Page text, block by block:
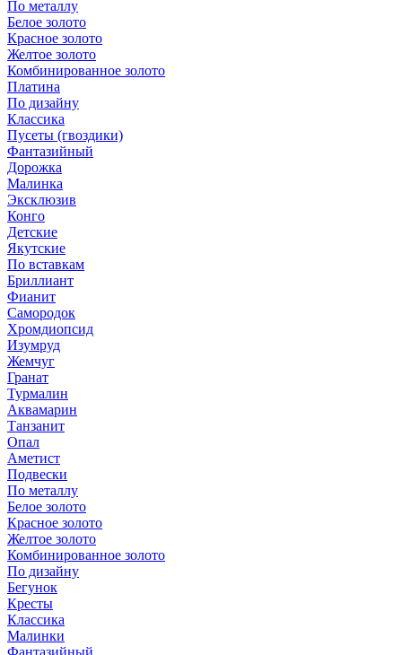
По металлу
Белое золото
Красное золото
Желтое золото
Комбинированное золото
Платина
По дизайну
Классика
Пусеты (гвоздики)
Фантазийный
Дорожка
Малинка
Эксклюзив
Конго
Детские
Якутские
По вставкам
Бриллиант
Фианит
Самородок
Хромдиопсид
Изумруд
Жемчуг
Гранат
Турмалин
Аквамарин
Танзанит
Опал
Аметист
Подвески
По металлу
Белое золото
Красное золото
Желтое золото
Комбинированное золото
По дизайну
Бегунок
Кресты
Классика
Малинки
Фантазийный